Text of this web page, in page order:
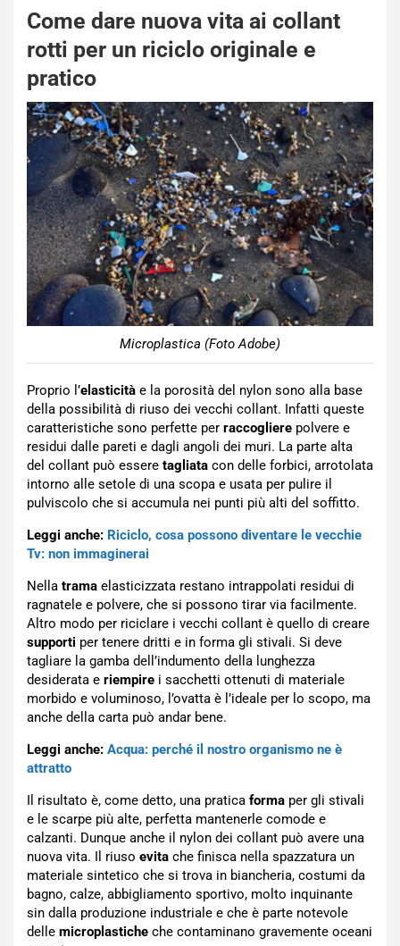
Come dare nuova vita ai collant
rotti per un riciclo originale e
pratico
Microplastica (Foto Adobe)
Proprio l’elasticità e la porosità del nylon sono alla base
della possibilità di riuso dei vecchi collant. Infatti queste
caratteristiche sono perfette per raccogliere polvere e
residui dalle pareti e dagli angoli dei muri. La parte alta
del collant può essere tagliata con delle forbici, arrotolata
intorno alle setole di una scopa e usata per pulire il
pulviscolo che si accumula nei punti più alti del soffitto.
Leggi anche: Riciclo, cosa possono diventare le vecchie
Tv: non immaginerai
Nella trama elasticizzata restano intrappolati residui di
ragnatele e polvere, che si possono tirar via facilmente.
Altro modo per riciclare i vecchi collant è quello di creare
supporti per tenere dritti e in forma gli stivali. Si deve
tagliare la gamba dell’indumento della lunghezza
desiderata e riempire i sacchetti ottenuti di materiale
morbido e voluminoso, l’ovatta è l’ideale per lo scopo, ma
anche della carta può andar bene.
Leggi anche: Acqua: perché il nostro organismo ne è
attratto
Il risultato è, come detto, una pratica forma per gli stivali
e le scarpe più alte, perfetta mantenerle comode e
calzanti. Dunque anche il nylon dei collant può avere una
nuova vita. Il riuso evita che finisca nella spazzatura un
materiale sintetico che si trova in biancheria, costumi da
bagno, calze, abbigliamento sportivo, molto inquinante
sin dalla produzione industriale e che è parte notevole
delle microplastiche che contaminano gravemente oceani